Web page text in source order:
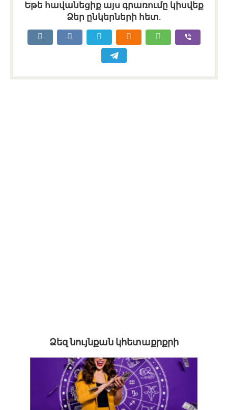
Եթե հավանեցիք այս գրառումը կիսվեք
Ձեր ընկերների հետ.
Ձեզ նույնքան կհետաքրքրի